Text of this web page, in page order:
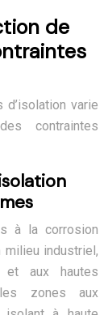
de
varie
contraintes
à la corrosion
milieu industriel,
et aux hautes
zones aux